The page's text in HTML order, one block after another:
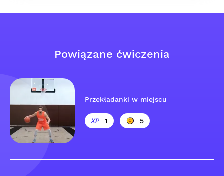
Powiązane ćwiczenia
Przekładanki w miejscu
1 5